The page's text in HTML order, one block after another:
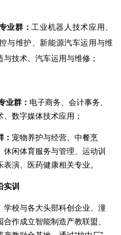
业群： 工业机器人技术应用、
与维护、新能源汽车运用与维
技术、汽车运用与维修；
业群： 电子商务、会计事务、
数字媒体技术应用；
宠物养护与经营、中餐烹
闲体育服务与管理、运动训
演、医药健康相关专业。
训
学校与各大头部科创企业、潼
作成立智能制造产教联盟、